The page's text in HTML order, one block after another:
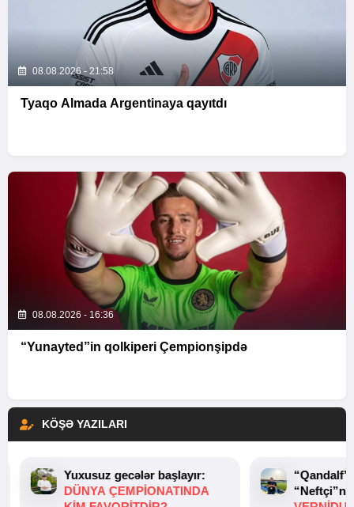
08.08.2026 - 21:58
Tyaqo Almada Argentinaya qayıtdı
08.08.2026 - 16:36
“Yunayted”in qolkiperi Çempionşipdə
KÖŞƏ YAZILARI
Yuxusuz gecələr başlayır:
DÜNYA ÇEMPIONATINDA